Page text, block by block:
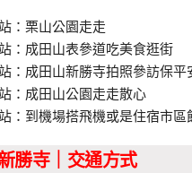
：栗山公園走走
：成田山表參道吃美食逛街
：成田山新勝寺拍照參訪保平
：成田山公園走走散心
：到機場搭飛機或是住宿市區
勝寺｜交通方式